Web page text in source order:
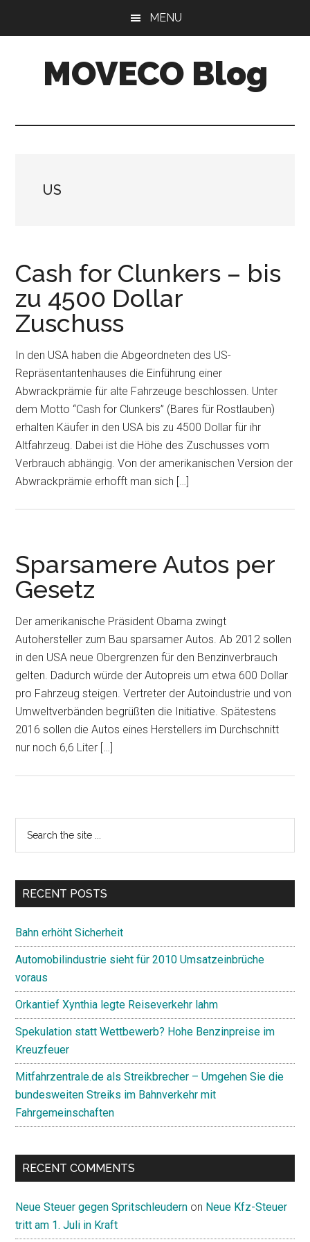
MENU
MOVECO Blog
US
Cash for Clunkers – bis
zu 4500 Dollar
Zuschuss
In den USA haben die Abgeordneten des US-
Repräsentantenhauses die Einführung einer
Abwrackprämie für alte Fahrzeuge beschlossen. Unter
dem Motto “Cash for Clunkers” (Bares für Rostlauben)
erhalten Käufer in den USA bis zu 4500 Dollar für ihr
Altfahrzeug. Dabei ist die Höhe des Zuschusses vom
Verbrauch abhängig. Von der amerikanischen Version der
Abwrackprämie erhofft man sich […]
Sparsamere Autos per
Gesetz
Der amerikanische Präsident Obama zwingt
Autohersteller zum Bau sparsamer Autos. Ab 2012 sollen
in den USA neue Obergrenzen für den Benzinverbrauch
gelten. Dadurch würde der Autopreis um etwa 600 Dollar
pro Fahrzeug steigen. Vertreter der Autoindustrie und von
Umweltverbänden begrüßten die Initiative. Spätestens
2016 sollen die Autos eines Herstellers im Durchschnitt
nur noch 6,6 Liter […]
Primary
Sidebar
...
RECENT POSTS
Bahn erhöht Sicherheit
Automobilindustrie sieht für 2010 Umsatzeinbrüche
voraus
Orkantief Xynthia legte Reiseverkehr lahm
Spekulation statt Wettbewerb? Hohe Benzinpreise im
Kreuzfeuer
Mitfahrzentrale.de als Streikbrecher – Umgehen Sie die
bundesweiten Streiks im Bahnverkehr mit
Fahrgemeinschaften
RECENT COMMENTS
Neue Steuer gegen Spritschleudern on Neue Kfz-Steuer
tritt am 1. Juli in Kraft